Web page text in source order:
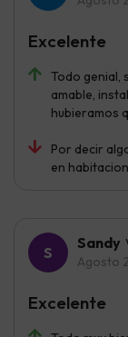
Todo genial,
amable,
hubieramos
Por decir
en
Excelente
Sandy
Agosto
Excelente